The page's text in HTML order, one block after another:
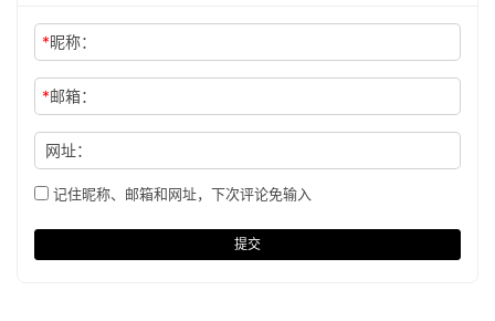
*昵称：
*邮箱：
网址：
记住昵称、邮箱和网址，下次评论免输入
提交